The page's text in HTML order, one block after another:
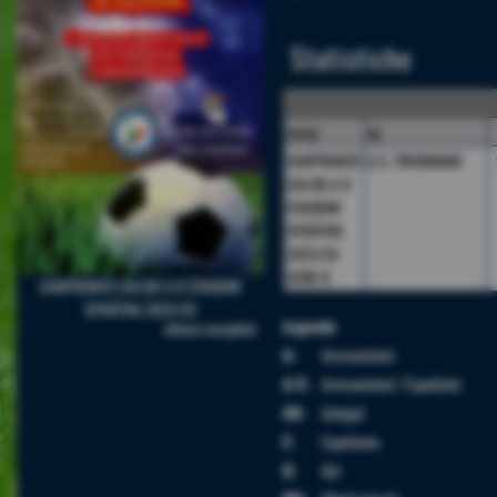
CAMPIONATO CALCIO A 8 STAGIONE
SPORTIVA 2025/26
elenco completo
Statistiche
camp. sq.
CAMPIONATO
CALCIO A 8
STAGIONE
SPORTIVA
2025/26
SERIE B
U.S. TRIVIGNANO
Legenda
A:
Ammonizioni
A/E:
Ammonizioni / Espulsioni
AU:
Autogol
E:
Espulsione
G:
Gol